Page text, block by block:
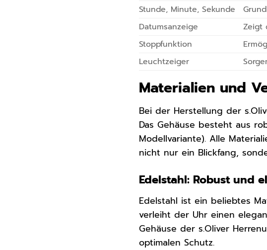
Stunde, Minute, Sekunde
Datumsanzeige
Zeigt
Stoppfunktion
Leuchtzeiger
Materialien und
Bei der Herstellung der
Das Gehäuse besteht aus
Modellvariante). Alle
nicht nur ein Blickfang,
Edelstahl: Robust und
Edelstahl ist ein beliebtes
verleiht der Uhr einen
Gehäuse der s.Oliver
optimalen Schutz.